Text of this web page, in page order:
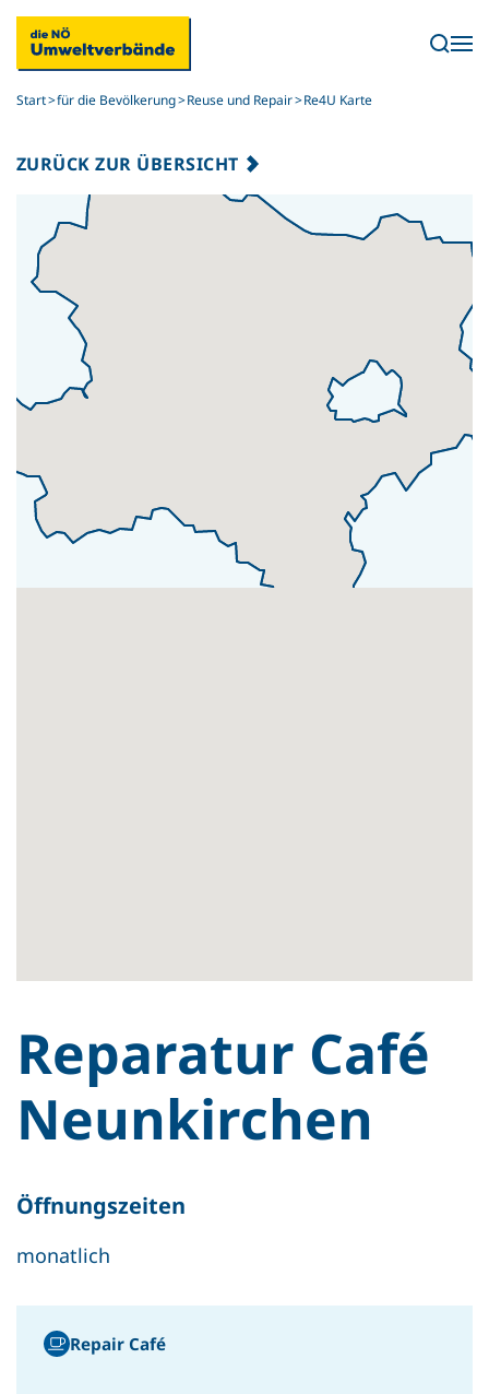
Skip to main content
Start für die Bevölkerung Reuse und Repair Re4U Karte
ZURÜCK ZUR ÜBERSICHT
Reparatur Café
Neunkirchen
Öffnungszeiten
monatlich
Repair Café